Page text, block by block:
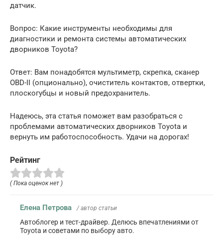
датчик.
Вопрос: Какие инструменты необходимы для
диагностики и ремонта системы автоматических
дворников Toyota?
Ответ: Вам понадобятся мультиметр, скрепка, сканер
OBD-II (опционально), очиститель контактов, отвертки,
плоскогубцы и новый предохранитель.
Надеюсь, эта статья поможет вам разобраться с
проблемами автоматических дворников Toyota и
вернуть им работоспособность. Удачи на дорогах!
Рейтинг
( Пока оценок нет )
Елена Петрова / автор статьи
Автоблогер и тест-драйвер. Делюсь впечатлениями от
Toyota и советами по выбору авто.